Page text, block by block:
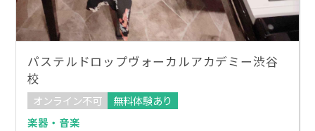
パステルドロップヴォーカルアカデミー渋谷
校
オンライン不可
無料体験あり
楽器・音楽